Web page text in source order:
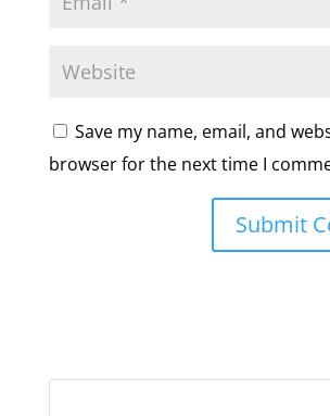
Save my name, email, and
browser for the next time I